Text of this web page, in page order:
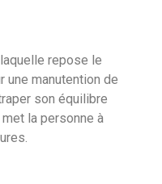
repose le
une manutention de
son équilibre
la personne à